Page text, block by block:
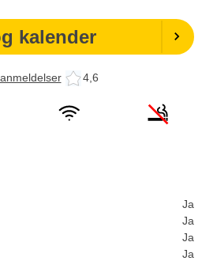
kalender
4,6
Ja
Ja
Ja
Ja